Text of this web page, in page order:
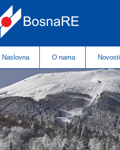
Naslovna O nama Novosti